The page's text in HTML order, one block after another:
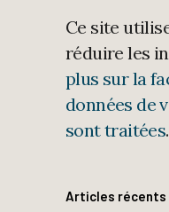
Ce site
réduire les
plus sur la
données de
sont traitées.
Articles récents